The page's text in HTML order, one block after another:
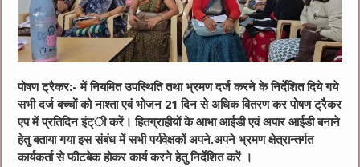
पोषण ट्रैकर:- में नियमित उपस्थिति तथा भ्रमण दर्ज करने के निर्देशित दिये गये
सभी दर्ज बच्चों को नाश्ता एवं भोजन 21 दिन से अधिक वितरण कर पोषण ट्रैकर
एप में प्रतिदिन इंट्ी करें। हितग्राहीयों के आभा आईडी एवं अपार आईडी बनाने
हेतु बताया गया इस संबंध में सभी पर्यवेक्षकों अपने.अपने भ्रमण क्षेत्रान्तर्गत
कार्यकर्ता से फीटबेक होकर कार्य करने हेतु निर्देशित करें ।